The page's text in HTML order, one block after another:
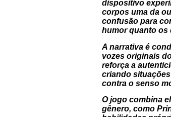
dispositivo
corpos uma da
confusão para
humor quanto os
A narrativa é
vozes originais
reforça a
criando
contra o senso
O jogo combina
gênero, como